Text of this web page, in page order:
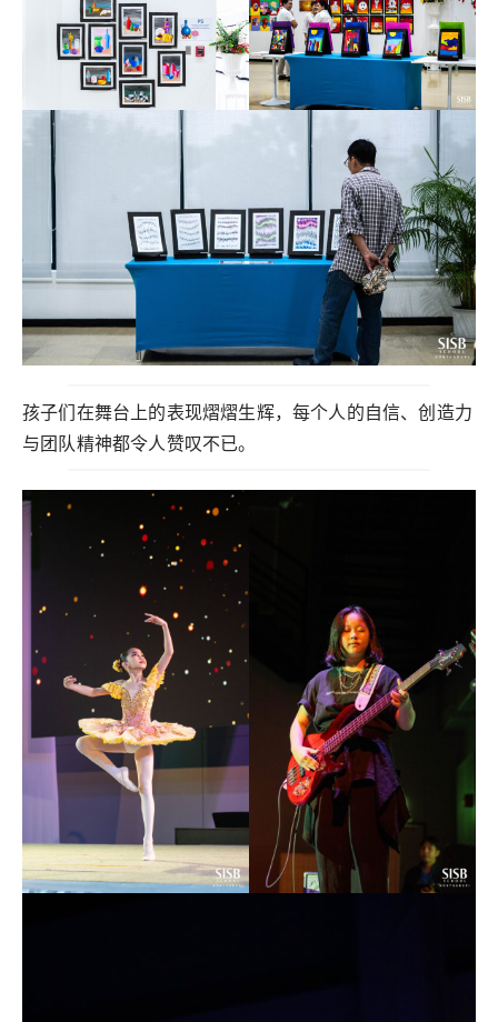
孩子们在舞台上的表现熠熠生辉，每个人的自信、创造力
与团队精神都令人赞叹不已。